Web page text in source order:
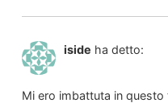
iside ha detto:
Mi ero imbattuta in